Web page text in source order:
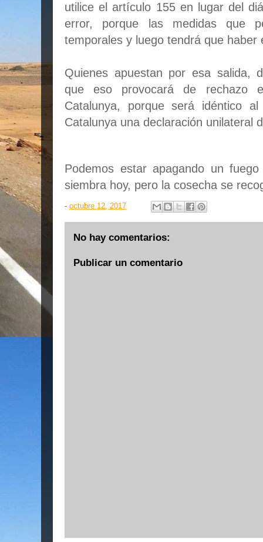
utilice el artículo 155 en lugar del
error, porque las medidas que
temporales y luego tendrá que haber
Quienes apuestan por esa salida,
que eso provocará de rechazo
Catalunya, porque será idéntico
Catalunya una declaración unilateral
Podemos estar apagando un
siembra hoy, pero la cosecha se
- octubre 12, 2017
No hay comentarios:
Publicar un comentario